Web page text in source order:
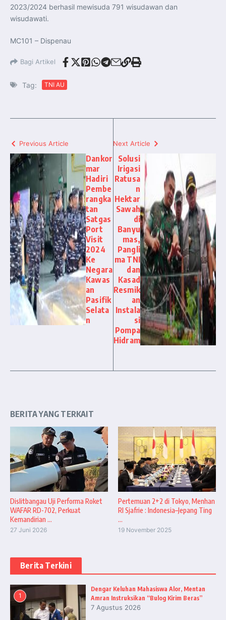
2023/2024 berhasil mewisuda 791 wisudawan dan
wisudawati.
MC101 – Dispenau
Bagi Artikel
Tag: TNI AU
Previous Article
Dankor
mar
Hadiri
Pembe
rangka
tan
Satgas
Port
Visit
2024
Ke
Negara
Kawas
an
Pasifik
Selata
n
Next Article
Solusi
Irigasi
Ratusa
n
Hektar
Sawah
di
Banyu
mas,
Pangli
ma TNI
dan
Kasad
Resmik
an
Instala
si
Pompa
Hidram
BERITA YANG TERKAIT
Dislitbangau Uji Performa Roket
WAFAR RD-702, Perkuat
Kemandirian ...
27 Juni 2026
Pertemuan 2+2 di Tokyo, Menhan
RI Sjafrie : Indonesia–Jepang Ting
...
19 November 2025
Berita Terkini
1
Dengar Keluhan Mahasiswa Alor, Mentan
Amran Instruksikan “Bulog Kirim Beras”
7 Agustus 2026